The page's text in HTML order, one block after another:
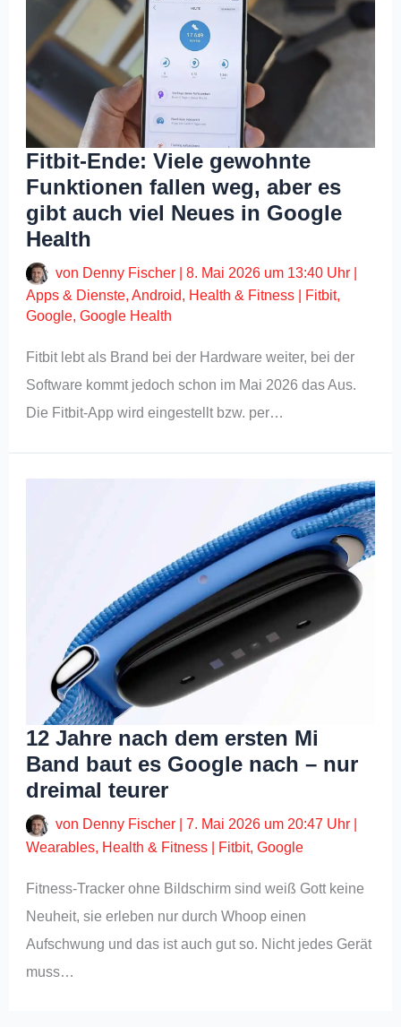
Fitbit-Ende: Viele gewohnte
Funktionen fallen weg, aber es
gibt auch viel Neues in Google
Health
von Denny Fischer |8. Mai 2026 um 13:40 Uhr
Apps & Dienste,Android, Health & Fitness Fitbit,
Google,Google Health
Fitbit lebt als Brand bei der Hardware weiter, bei der
Software kommt jedoch schon im Mai 2026 das Aus.
Die Fitbit-App wird eingestellt bzw. per…
12 Jahre nach dem ersten Mi
Band baut es Google nach – nur
dreimal teurer
von Denny Fischer |7. Mai 2026 um 20:47 Uhr
Wearables, Health & Fitness Fitbit,Google
Fitness-Tracker ohne Bildschirm sind weiß Gott keine
Neuheit, sie erleben nur durch Whoop einen
Aufschwung und das ist auch gut so. Nicht jedes Gerät
muss…